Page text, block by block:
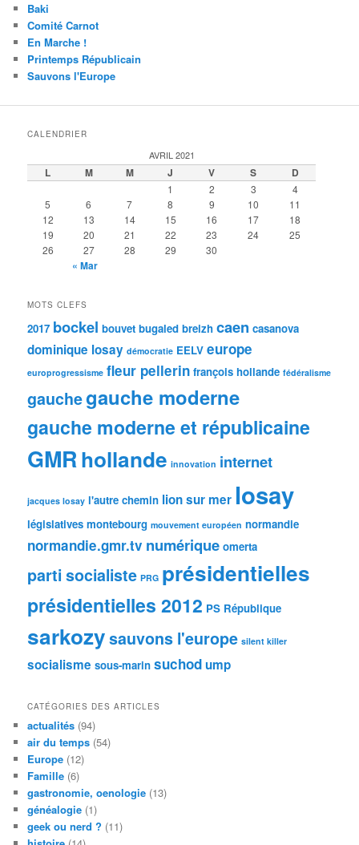
Baki
Comité Carnot
En Marche !
Printemps Républicain
Sauvons l'Europe
CALENDRIER
AVRIL 2021
L M M J V S D
1 2 3
4
5
6 7 8 9 10
11
12
13 14 15 16 17
18
19
20 21 22 23 24
25
26
27 28 29 30
« Mar
MOTS CLEFS
2017 bockel bouvet bugaled breizh caen casanova
dominique losay démocratie EELV europe
europrogressisme fleur pellerin françois hollande fédéralisme
gauchegauche moderne
gauche moderne et républicaine
GMRhollande innovation internet
jacques losay l'autre chemin lion sur mer losay
législatives montebourg mouvement européen normandie
normandie.gmr.tv numérique omerta
parti socialiste PRG présidentielles
présidentielles 2012 PS République
sarkozysauvons l'europe silent killer
socialisme sous-marin suchodump
CATÉGORIES DES ARTICLES
actualités (94)
air du temps (54)
Europe (12)
Famille (6)
gastronomie, oenologie (13)
généalogie (1)
geek ou nerd ? (11)